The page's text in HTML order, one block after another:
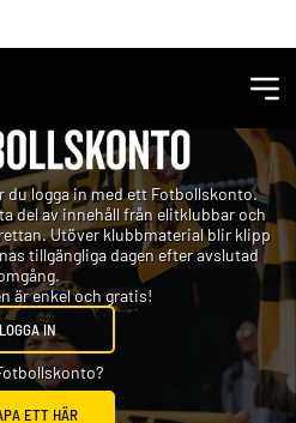
du logga in med ett Fotbollskonto.
del av innehåll från elitklubbar och
Utöver klubbmaterial blir klipp
tillgängliga dagen efter avslutad
är enkel och gratis!
LOGGA IN
ETT HÄR